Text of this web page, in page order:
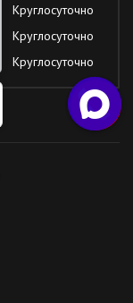
Круглосуточно
Круглосуточно
Круглосуточно